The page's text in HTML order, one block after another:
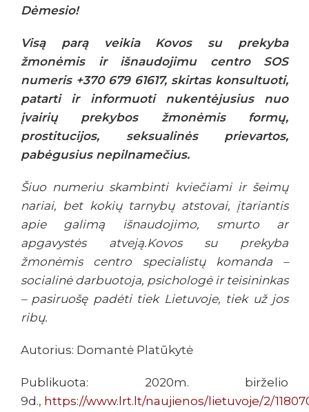
Dėmesio!
Visą parą veikia Kovos su prekyba
žmonėmis ir išnaudojimu centro SOS
numeris +370 679 61617, skirtas konsultuoti,
patarti ir informuoti nukentėjusius nuo
įvairių prekybos žmonėmis formų,
prostitucijos, seksualinės prievartos,
pabėgusius nepilnamečius.
Šiuo numeriu skambinti kviečiami ir šeimų
nariai, bet kokių tarnybų atstovai, įtariantis
apie galimą išnaudojimo, smurto ar
apgavystės atveją.Kovos su prekyba
žmonėmis centro specialistų komanda –
socialinė darbuotoja, psichologė ir teisininkas
– pasiruošę padėti tiek Lietuvoje, tiek už jos
ribų.
Autorius: Domantė Platūkytė
Publikuota: 2020m. birželio
9d., https://www.lrt.lt/naujienos/lietuvoje/2/